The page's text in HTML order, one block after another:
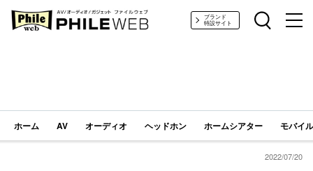
PHILE WEB｜AV/オーディオ/ガジェットブランド
特設サイト
ホーム AV オーディオ ヘッドホン ホームシアター モバイ
2022/07/20